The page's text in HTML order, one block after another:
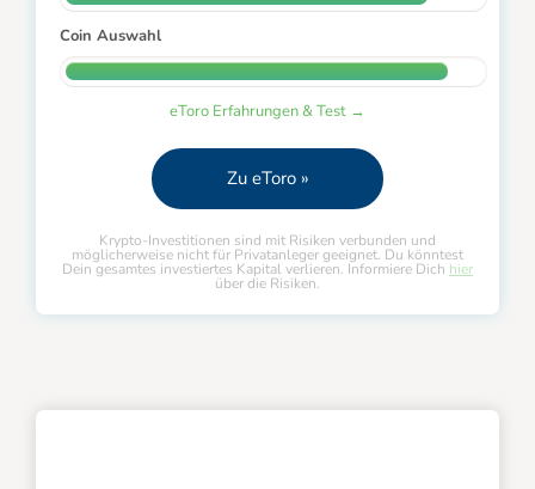
Coin Auswahl
eToro Erfahrungen & Test →
Zu eToro »
Krypto-Investitionen sind mit Risiken verbunden und
möglicherweise nicht für Privatanleger geeignet. Du könntest
Dein gesamtes investiertes Kapital verlieren. Informiere Dich hier
über die Risiken.